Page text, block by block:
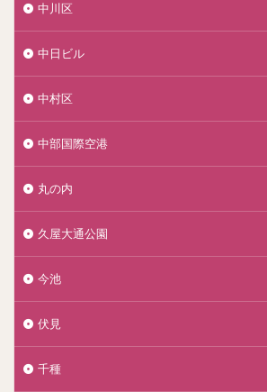
中川区
中日ビル
中村区
中部国際空港
丸の内
久屋大通公園
今池
伏見
千種